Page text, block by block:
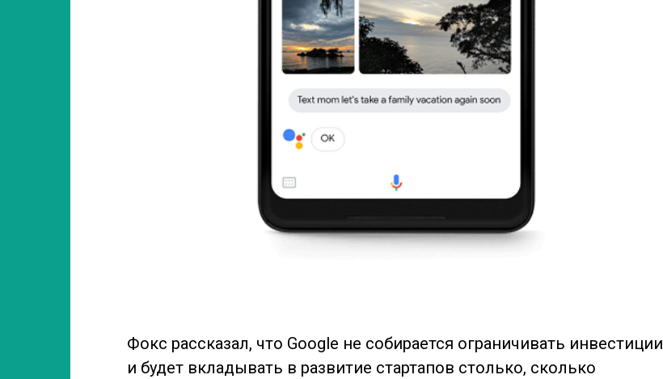
Фокс рассказал, что Google не собирается ограничивать инвестиции
и будет вкладывать в развитие стартапов столько, сколько